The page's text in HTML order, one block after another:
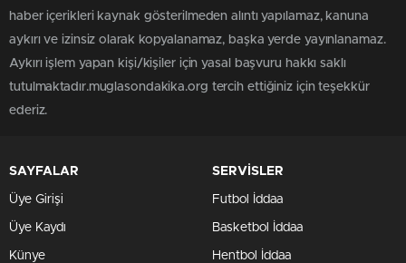
haber içerikleri kaynak gösterilmeden alıntı yapılamaz, kanuna
aykırı ve izinsiz olarak kopyalanamaz, başka yerde yayınlanamaz.
Aykırı işlem yapan kişi/kişiler için yasal başvuru hakkı saklı
tutulmaktadır.muglasondakika.org tercih ettiğiniz için teşekkür
ederiz.
SAYFALAR
Üye Girişi
Üye Kaydı
Künye
SERVİSLER
Futbol İddaa
Basketbol İddaa
Hentbol İddaa